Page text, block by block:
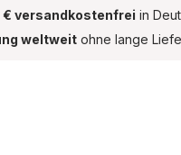
€ versandkostenfrei in
weltweit ohne lange